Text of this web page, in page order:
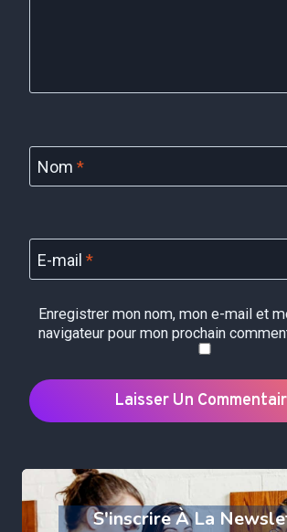
Nom *
E-mail *
Enregistrer mon nom, mon e-mail et
navigateur pour mon prochain
S'inscrire À La